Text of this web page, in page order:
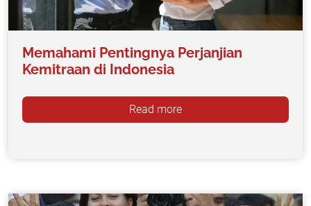
Memahami Pentingnya Perjanjian
Kemitraan di Indonesia
Read more